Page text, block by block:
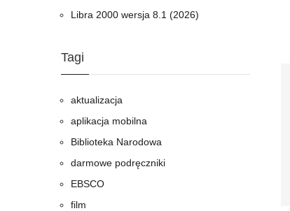
Libra 2000 wersja 8.1 (2026)
Tagi
aktualizacja
aplikacja mobilna
Biblioteka Narodowa
darmowe podręczniki
EBSCO
film